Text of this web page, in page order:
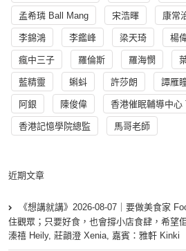
孟希璘 Ball Mang 宋浩暉 康常
李錦鴻 李鑑峰 梁天琦 楊
瘋中三子 羅倫斯 羅海憫
藍精靈 蝌蚪 許莎朗 譚雁
阿銀 陳俊偉 香港催眠輔導中心
香港記憶學院總監 馬哥老師
近期文章
《想講就講》2026-08-07｜要做美食家
住觀眾；只要好食，也會撐小店食肆，希望
溱禧 Heily, 莊韻澄 Xenia, 嘉賓：雅軒 Kinki